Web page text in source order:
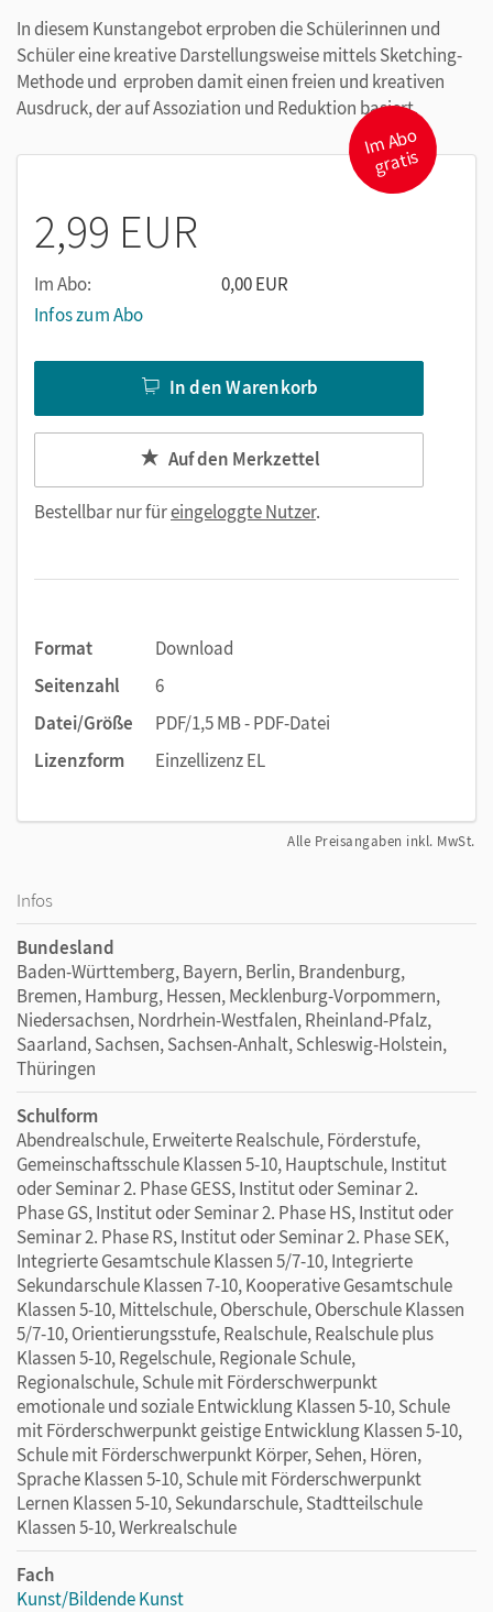
In diesem Kunstangebot erproben die Schülerinnen und
Schüler eine kreative Darstellungsweise mittels Sketching-
Methode und erproben damit einen freien und kreativen
Ausdruck, der auf Assoziation und Reduktion basiert.
I
m
A
b
o
gr
atis
2,99 EUR
Im Abo:
0,00 EUR
Infos zum Abo
In den Warenkorb
Auf den Merkzettel
Bestellbar nur füreingeloggte Nutzer.
Format
Download
Seitenzahl
6
Datei/Größe
PDF/1,5 MB - PDF-Datei
Lizenzform
Einzellizenz EL
Alle Preisangaben inkl. MwSt.
Infos
Bundesland
Baden-Württemberg, Bayern, Berlin, Brandenburg,
Bremen, Hamburg, Hessen, Mecklenburg-Vorpommern,
Niedersachsen, Nordrhein-Westfalen, Rheinland-Pfalz,
Saarland, Sachsen, Sachsen-Anhalt, Schleswig-Holstein,
Thüringen
Schulform
Abendrealschule, Erweiterte Realschule, Förderstufe,
Gemeinschaftsschule Klassen 5-10, Hauptschule, Institut
oder Seminar 2. Phase GESS, Institut oder Seminar 2.
Phase GS, Institut oder Seminar 2. Phase HS, Institut oder
Seminar 2. Phase RS, Institut oder Seminar 2. Phase SEK,
Integrierte Gesamtschule Klassen 5/7-10, Integrierte
Sekundarschule Klassen 7-10, Kooperative Gesamtschule
Klassen 5-10, Mittelschule, Oberschule, Oberschule Klassen
5/7-10, Orientierungsstufe, Realschule, Realschule plus
Klassen 5-10, Regelschule, Regionale Schule,
Regionalschule, Schule mit Förderschwerpunkt
emotionale und soziale Entwicklung Klassen 5-10, Schule
mit Förderschwerpunkt geistige Entwicklung Klassen 5-10,
Schule mit Förderschwerpunkt Körper, Sehen, Hören,
Sprache Klassen 5-10, Schule mit Förderschwerpunkt
Lernen Klassen 5-10, Sekundarschule, Stadtteilschule
Klassen 5-10, Werkrealschule
Fach
Kunst/Bildende Kunst